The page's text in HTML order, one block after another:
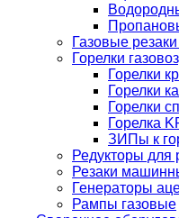
Газовые
Горелки
Горелки
Горелки
Горелки
Горелка
ЗИПы к
Редукторы
Резаки
Генераторы
Рампы газовые